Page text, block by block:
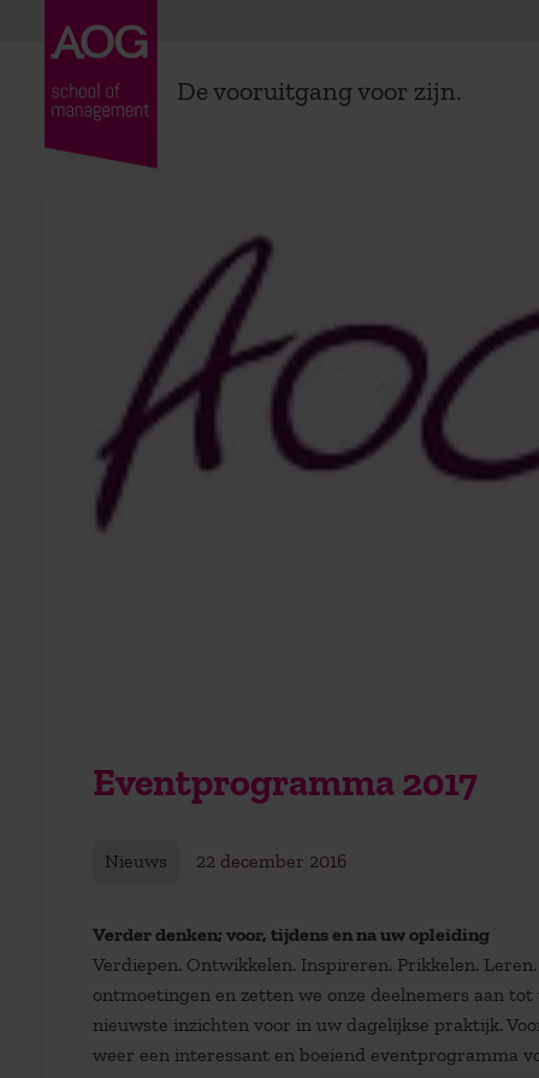
De vooruitgang voor zijn.
Eventprogramma 2017
Nieuws 22 december 2016
Verder denken; voor, tijdens en na uw opleiding
Verdiepen. Ontwikkelen. Inspireren. Prikkelen.
ontmoetingen en zetten we onze deelnemers aan
nieuwste inzichten voor in uw dagelijkse praktijk.
weer een interessant en boeiend eventprogramma